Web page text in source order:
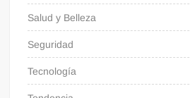
Salud y Belleza
Seguridad
Tecnología